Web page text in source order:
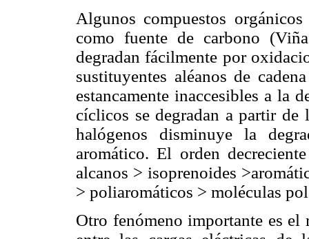
Algunos compuestos
como fuente de carbono
degradan fácilmente por
sustituyentes aléanos de
estancamente inaccesibles a la
cíclicos se degradan a partir
halógenos disminuye la
aromático. El orden
alcanos > isoprenoides
> poliaromáticos > moléculas
Otro fenómeno importante es el